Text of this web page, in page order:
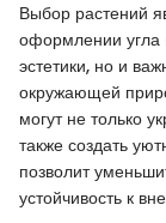
Выбор растений
оформлении угла
эстетики, но и
окружающей
могут не только
также создать
позволит
устойчивость к